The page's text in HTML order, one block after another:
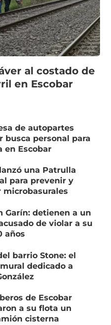
al costado de
en Escobar
de autopartes
busca personal para
en Escobar
una Patrulla
para prevenir y
microbasurales
Garín: detienen a un
de violar a su
años
barrio Stone: el
dedicado a
de Escobar
a su flota un
cisterna